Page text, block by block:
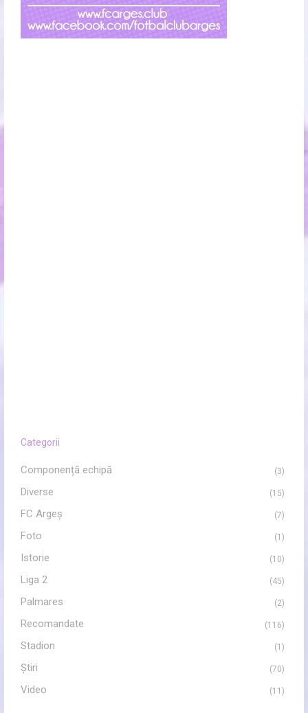
Categorii
Componență echipă (3)
Diverse (15)
FC Argeș (7)
Foto (1)
Istorie (10)
Liga 2 (45)
Palmares (2)
Recomandate (116)
Stadion (1)
Ştiri (70)
Video (11)